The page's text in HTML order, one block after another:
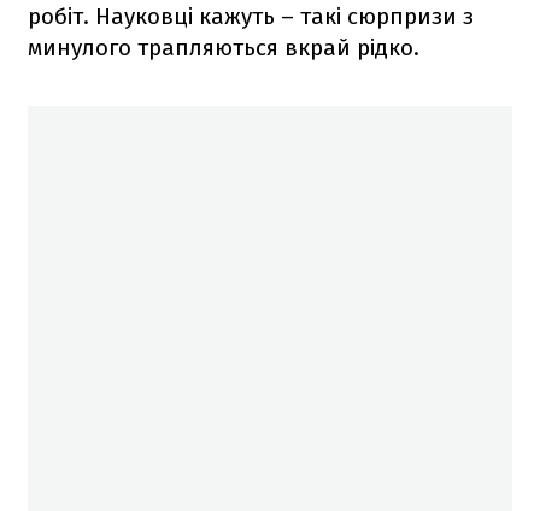
робіт. Науковці кажуть – такі сюрпризи з
минулого трапляються вкрай рідко.